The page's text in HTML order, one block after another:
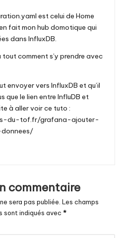
est celui de Home
fait mon hub domotique qui
dans InfluxDB.
tout comment s’y prendre avec
envoyer vers InfluxDB et qu’il
que le lien entre InfluDB et
à aller voir ce tuto :
du-tof.fr/grafana-ajouter-
commentaire
sera pas publiée. Les champs
sont indiqués avec *